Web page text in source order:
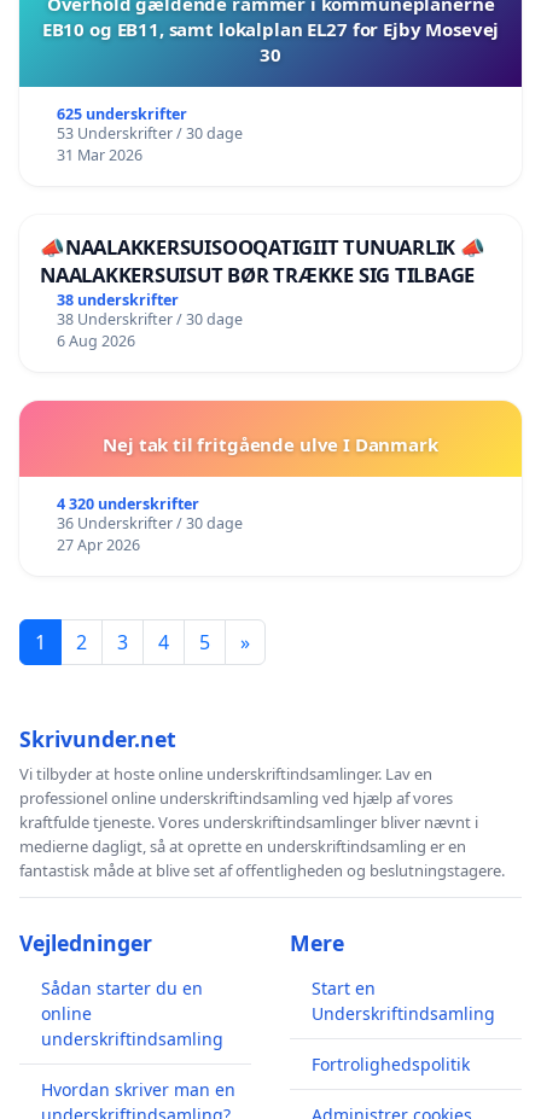
EB10 og EB11, samt lokalplan EL27 for Ejby Mosevej
30
625 underskrifter
53 Underskrifter / 30 dage
31 Mar 2026
📣NAALAKKERSUISOOQATIGIIT TUNUARLIK 📣
NAALAKKERSUISUT BØR TRÆKKE SIG TILBAGE
38 underskrifter
38 Underskrifter / 30 dage
6 Aug 2026
Nej tak til fritgående ulve I Danmark
4 320 underskrifter
36 Underskrifter / 30 dage
27 Apr 2026
1 2 3 4 5 »
Skrivunder.net
Vi tilbyder at hoste online underskriftindsamlinger. Lav en
professionel online underskriftindsamling ved hjælp af vores
kraftfulde tjeneste. Vores underskriftindsamlinger bliver nævnt i
medierne dagligt, så at oprette en underskriftindsamling er en
fantastisk måde at blive set af offentligheden og beslutningstagere.
Vejledninger
Sådan starter du en
online
underskriftindsamling
Hvordan skriver man en
Mere
Start en
Underskriftindsamling
Fortrolighedspolitik